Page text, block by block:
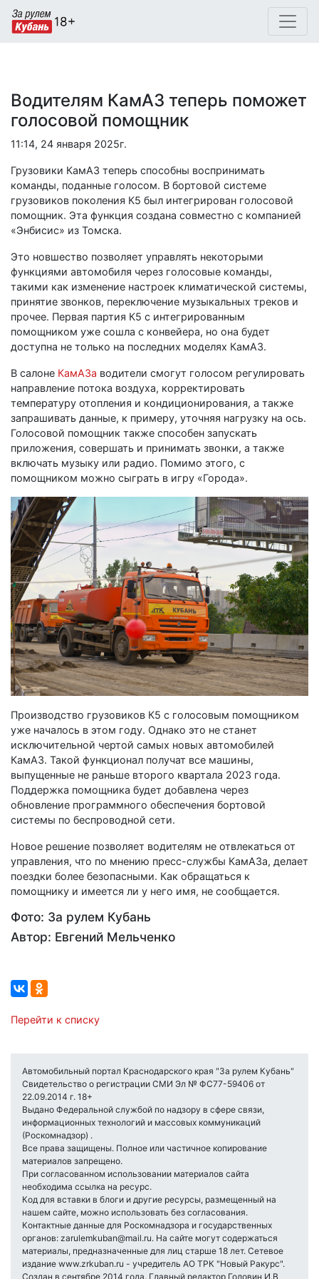
Водителям КамАЗ теперь поможет
голосовой помощник
11:14, 24 января 2025г.
Грузовики КамАЗ теперь способны воспринимать
команды, поданные голосом. В бортовой системе
грузовиков поколения К5 был интегрирован голосовой
помощник. Эта функция создана совместно с компанией
«Энбисис» из Томска.
Это новшество позволяет управлять некоторыми
функциями автомобиля через голосовые команды,
такими как изменение настроек климатической системы,
принятие звонков, переключение музыкальных треков и
прочее. Первая партия К5 с интегрированным
помощником уже сошла с конвейера, но она будет
доступна не только на последних моделях КамАЗ.
В салоне КамАЗа водители смогут голосом регулировать
направление потока воздуха, корректировать
температуру отопления и кондиционирования, а также
запрашивать данные, к примеру, уточняя нагрузку на ось.
Голосовой помощник также способен запускать
приложения, совершать и принимать звонки, а также
включать музыку или радио. Помимо этого, с
помощником можно сыграть в игру «Города».
Производство грузовиков К5 с голосовым помощником
уже началось в этом году. Однако это не станет
исключительной чертой самых новых автомобилей
КамАЗ. Такой функционал получат все машины,
выпущенные не раньше второго квартала 2023 года.
Поддержка помощника будет добавлена через
обновление программного обеспечения бортовой
системы по беспроводной сети.
Новое решение позволяет водителям не отвлекаться от
управления, что по мнению пресс-службы КамАЗа, делает
поездки более безопасными. Как обращаться к
помощнику и имеется ли у него имя, не сообщается.
Фото: За рулем Кубань
Автор: Евгений Мельченко
Перейти к списку
Автомобильный портал Краснодарского края "За рулем Кубань"
Свидетельство о регистрации СМИ Эл № ФС77-59406 от
22.09.2014 г. 18+
Выдано Федеральной службой по надзору в сфере связи,
информационных технологий и массовых коммуникаций
(Роскомнадзор) .
Все права защищены. Полное или частичное копирование
материалов запрещено.
При согласованном использовании материалов сайта
необходима ссылка на ресурс.
Код для вставки в блоги и другие ресурсы, размещенный на
нашем сайте, можно использовать без согласования.
Контактные данные для Роскомнадзора и государственных
органов: zarulemkuban@mail.ru. На сайте могут содержаться
материалы, предназначенные для лиц старше 18 лет. Сетевое
издание www.zrkuban.ru - учредитель АО ТРК "Новый Ракурс".
Создан в сентябре 2014 года. Главный редактор Головин И.В